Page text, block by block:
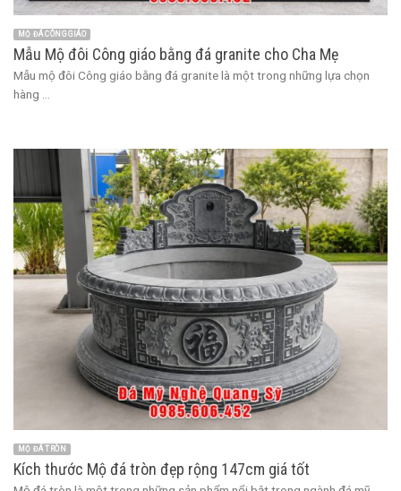
MỘ ĐÁ CÔNG GIÁO
Mẫu Mộ đôi Công giáo bằng đá granite cho Cha Mẹ
Mẫu mộ đôi Công giáo bằng đá granite là một trong những lựa chọn
hàng ...
MỘ ĐÁ TRÒN
Kích thước Mộ đá tròn đẹp rộng 147cm giá tốt